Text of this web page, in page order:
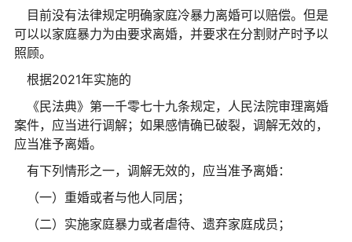
目前没有法律规定明确家庭冷暴力离婚可以赔偿。但是
可以以家庭暴力为由要求离婚，并要求在分割财产时予以
照顾。
根据2021年实施的
《民法典》第一千零七十九条规定，人民法院审理离婚
案件，应当进行调解；如果感情确已破裂，调解无效的，
应当准予离婚。
有下列情形之一，调解无效的，应当准予离婚：
（一）重婚或者与他人同居；
（二）实施家庭暴力或者虐待、遗弃家庭成员；